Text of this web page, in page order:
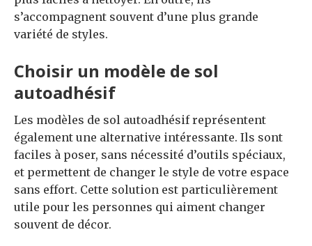
s’accompagnent souvent d’une plus grande
variété de styles.
Choisir un modèle de sol
autoadhésif
Les modèles de sol autoadhésif représentent
également une alternative intéressante. Ils sont
faciles à poser, sans nécessité d’outils spéciaux,
et permettent de changer le style de votre espace
sans effort. Cette solution est particulièrement
utile pour les personnes qui aiment changer
souvent de décor.